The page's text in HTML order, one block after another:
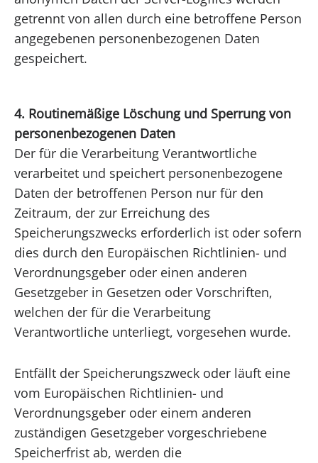
getrennt von allen durch eine betroffene Person
angegebenen personenbezogenen Daten
gespeichert.
4. Routinemäßige Löschung und Sperrung von
personenbezogenen Daten
Der für die Verarbeitung Verantwortliche
verarbeitet und speichert personenbezogene
Daten der betroffenen Person nur für den
Zeitraum, der zur Erreichung des
Speicherungszwecks erforderlich ist oder sofern
dies durch den Europäischen Richtlinien- und
Verordnungsgeber oder einen anderen
Gesetzgeber in Gesetzen oder Vorschriften,
welchen der für die Verarbeitung
Verantwortliche unterliegt, vorgesehen wurde.
Entfällt der Speicherungszweck oder läuft eine
vom Europäischen Richtlinien- und
Verordnungsgeber oder einem anderen
zuständigen Gesetzgeber vorgeschriebene
Speicherfrist ab, werden die